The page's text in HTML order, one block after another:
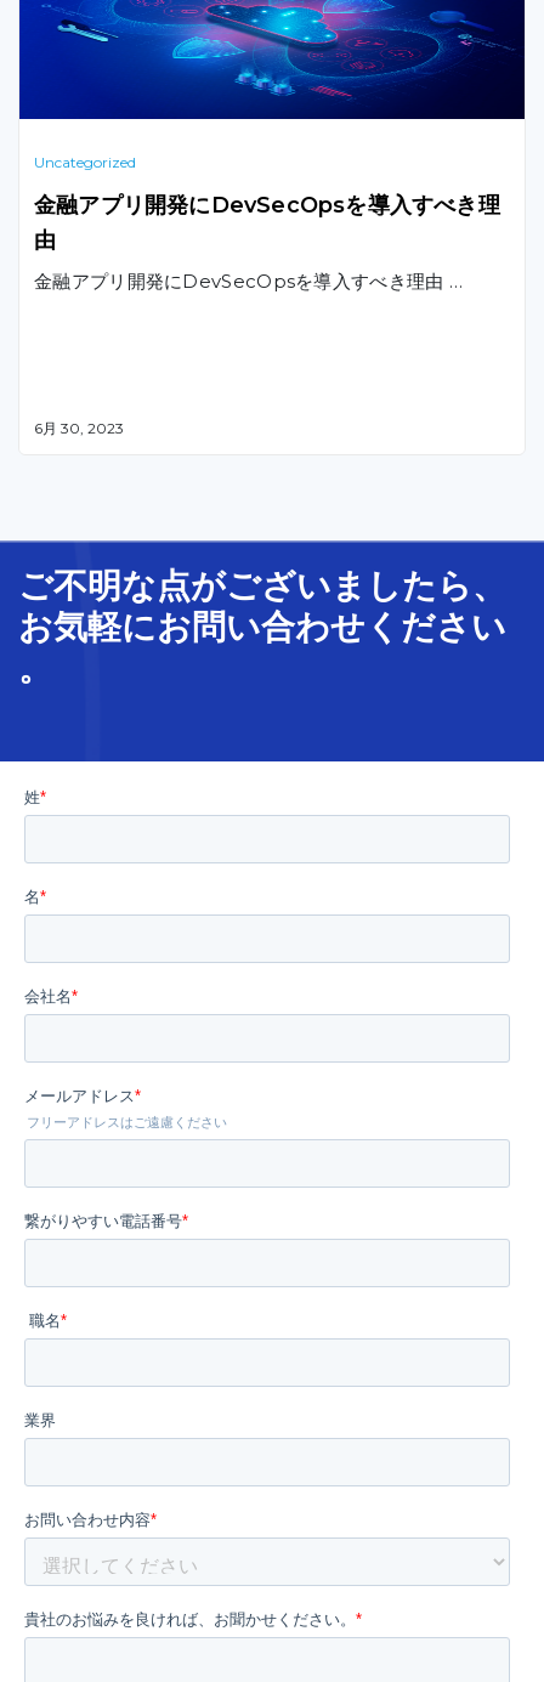
Uncategorized
金融アプリ開発にDevSecOpsを導入すべき理
由
金融アプリ開発にDevSecOpsを導入すべき理由 …
6月 30, 2023
ご不明な点がございましたら、
お気軽にお問い合わせ ください
。